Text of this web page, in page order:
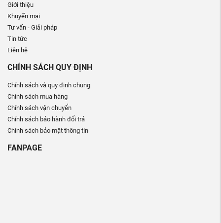
Giới thiệu
Khuyến mại
Tư vấn - Giải pháp
Tin tức
Liên hệ
CHÍNH SÁCH QUY ĐỊNH
Chính sách và quy định chung
Chính sách mua hàng
Chính sách vận chuyển
Chính sách bảo hành đổi trả
Chính sách bảo mật thông tin
FANPAGE